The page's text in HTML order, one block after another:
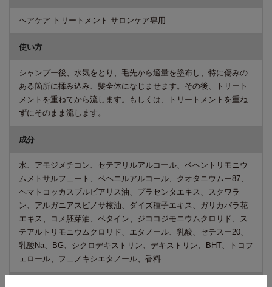
ヘアケア トリートメント サロンケア専用
使い方
シャンプー後、水気をとり、毛先から適量を塗布し、特に傷みの
ある箇所に揉み込み、髪全体になじませます。その後、トリート
メントを重ねてから流します。もしくは、トリートメントを重ね
ずにそのまま流します。
成分
水、アモジメチコン、セテアリルアルコール、ベヘントリモニウ
ムメトサルフェート、ベヘニルアルコール、クオタニウムー87、
ヘマトコッカスブルビアリス油、プラセンタエキス、スクワラ
ン、アルガニアスピノサ核油、ダイズ種子エキス、ガリカバラ花
エキス、コメ胚芽油、ベタイン、ジココジモニウムクロリド、ス
テアルトリモニウムクロリド、エタノール、乳酸、セテスー20、
乳酸Na、BG、シクロデキストリン、デキストリン、BHT、トコフ
ェロール、フェノキシエタノール、香料